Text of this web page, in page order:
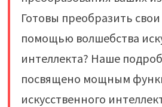
Готовы преобразить
помощью волшебства
интеллекта? Наше
посвящено мощным
искусственного